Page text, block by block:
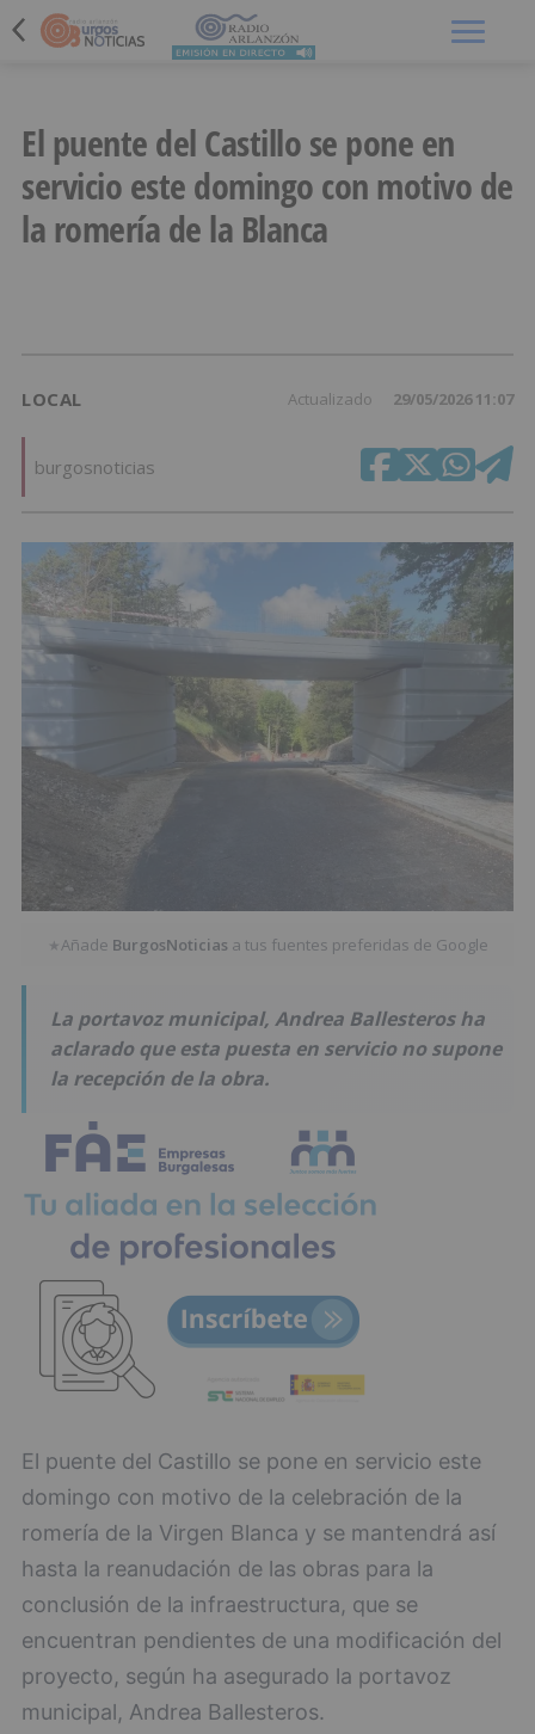
El puente del Castillo se pone en
servicio este domingo con motivo de
la romería de la Blanca
LOCAL Actualizado 29/05/2026 11:07
burgosnoticias
★Añade BurgosNoticias a tus fuentes preferidas de Google
La portavoz municipal, Andrea Ballesteros ha
aclarado que esta puesta en servicio no supone
la recepción de la obra.
El puente del Castillo se pone en servicio este
domingo con motivo de la celebración de la
romería de la Virgen Blanca y se mantendrá así
hasta la reanudación de las obras para la
conclusión de la infraestructura, que se
encuentran pendientes de una modificación del
proyecto, según ha asegurado la portavoz
municipal, Andrea Ballesteros.